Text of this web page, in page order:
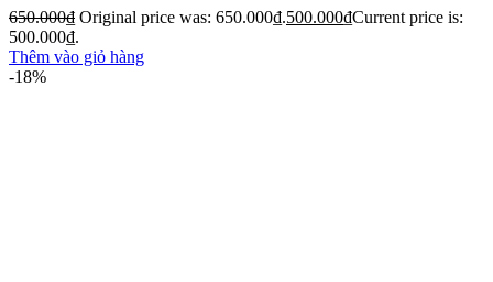
650.000₫ Original price was: 650.000₫.500.000₫Current price is:
500.000₫.
Thêm vào giỏ hàng
-18%